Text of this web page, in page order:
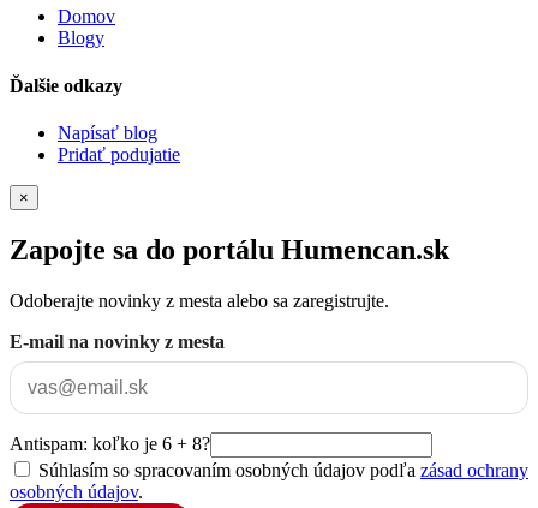
Domov
Blogy
Ďalšie odkazy
Napísať blog
Pridať podujatie
×
Zapojte sa do portálu Humencan.sk
Odoberajte novinky z mesta alebo sa zaregistrujte.
E-mail na novinky z mesta
Antispam: koľko je 6 + 8?
Súhlasím so spracovaním osobných údajov podľa zásad ochrany
osobných údajov.